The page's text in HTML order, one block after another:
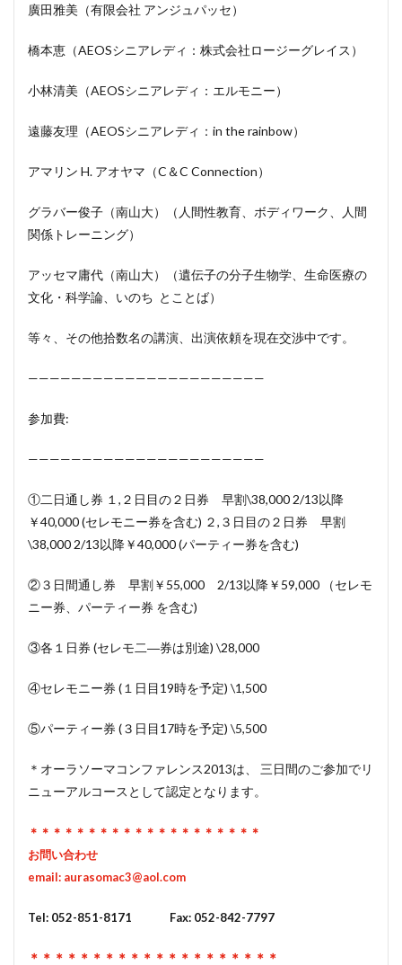
廣田雅美（有限会社 アンジュパッセ）
橋本恵（AEOSシニアレディ：株式会社ロージーグレイス）
小林清美（AEOSシニアレディ：エルモニー）
遠藤友理（AEOSシニアレディ：in the rainbow）
アマリン H. アオヤマ（C＆C Connection）
グラバー俊子（南山大）（人間性教育、ボディワーク、人間
関係トレーニング）
アッセマ庸代（南山大）（遺伝子の分子生物学、生命医療の
文化・科学論、いのち とことば）
等々、その他拾数名の講演、出演依頼を現在交渉中です。
——————————————————————
参加費:
——————————————————————
①二日通し券 １,２日目の２日券 早割\38,000 2/13以降
￥40,000 (セレモニー券を含む) ２,３日目の２日券 早割
\38,000 2/13以降￥40,000 (パーティー券を含む)
②３日間通し券 早割￥55,000 2/13以降￥59,000 （セレモ
ニー券、パーティー券 を含む)
③各１日券 (セレモ二―券は別途) \28,000
④セレモニー券 (１日目19時を予定) \1,500
⑤パーティー券 (３日目17時を予定) \5,500
＊オーラソーマコンファレンス2013は、 三日間のご参加でリ
ニューアルコースとして認定となります。
＊＊＊＊＊＊＊＊＊＊＊＊＊＊＊＊＊＊＊＊
お問い合わせ
email: aurasomac3@aol.com
Tel: 052-851-8171 Fax: 052-842-7797
＊＊＊＊＊＊＊＊＊＊＊＊＊＊＊＊＊＊＊＊